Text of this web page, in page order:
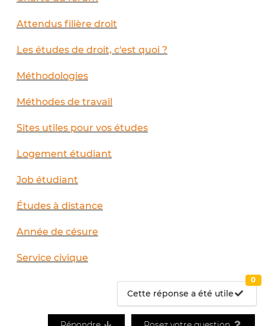
Attendus filière droit
Les études de droit, c'est quoi ?
Méthodologies
Méthodes de travail
Sites utiles pour vos études
Logement étudiant
Job étudiant
Études à distance
Année de césure
Service civique
Cette réponse a été utile
0